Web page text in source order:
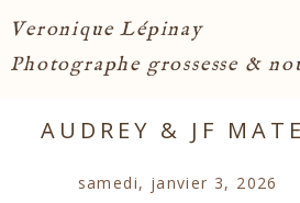
Veronique Lépinay
Photographe grossesse &
AUDREY & JF
samedi, janvier 3, 2026